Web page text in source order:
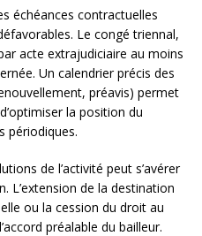
échéances contractuelles
Le congé triennal,
acte extrajudiciaire au moins
Un calendrier précis des
préavis) permet
la position du
périodiques.
de l’activité peut s’avérer
L’extension de la destination
ou la cession du droit au
préalable du bailleur.